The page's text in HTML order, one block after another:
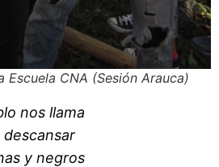
Escuela CNA (Sesión Arauca)
nos llama
descansar
y negros